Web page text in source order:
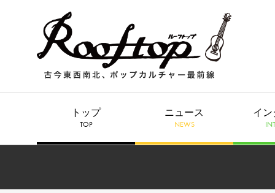
トップ
TOP
ニュース
NEWS
イン